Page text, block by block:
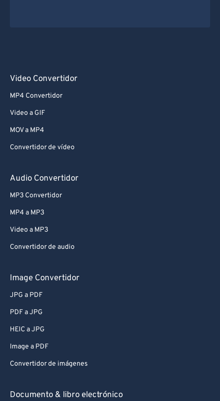
Video Convertidor
MP4 Convertidor
Video a GIF
MOV a MP4
Convertidor de vídeo
Audio Convertidor
MP3 Convertidor
MP4 a MP3
Video a MP3
Convertidor de audio
Image Convertidor
JPG a PDF
PDF a JPG
HEIC a JPG
Image a PDF
Convertidor de imágenes
Documento & libro electrónico